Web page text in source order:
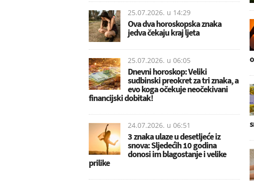
25.07.2026. u 14:29
Ova dva horoskopska znaka
jedva čekaju kraj ljeta
25.07.2026. u 06:05
Dnevni horoskop: Veliki
sudbinski preokret za tri znaka, a
evo koga očekuje neočekivani
financijski dobitak!
24.07.2026. u 06:51
3 znaka ulaze u desetljeće iz
snova: Sljedećih 10 godina
donosi im blagostanje i velike
prilike